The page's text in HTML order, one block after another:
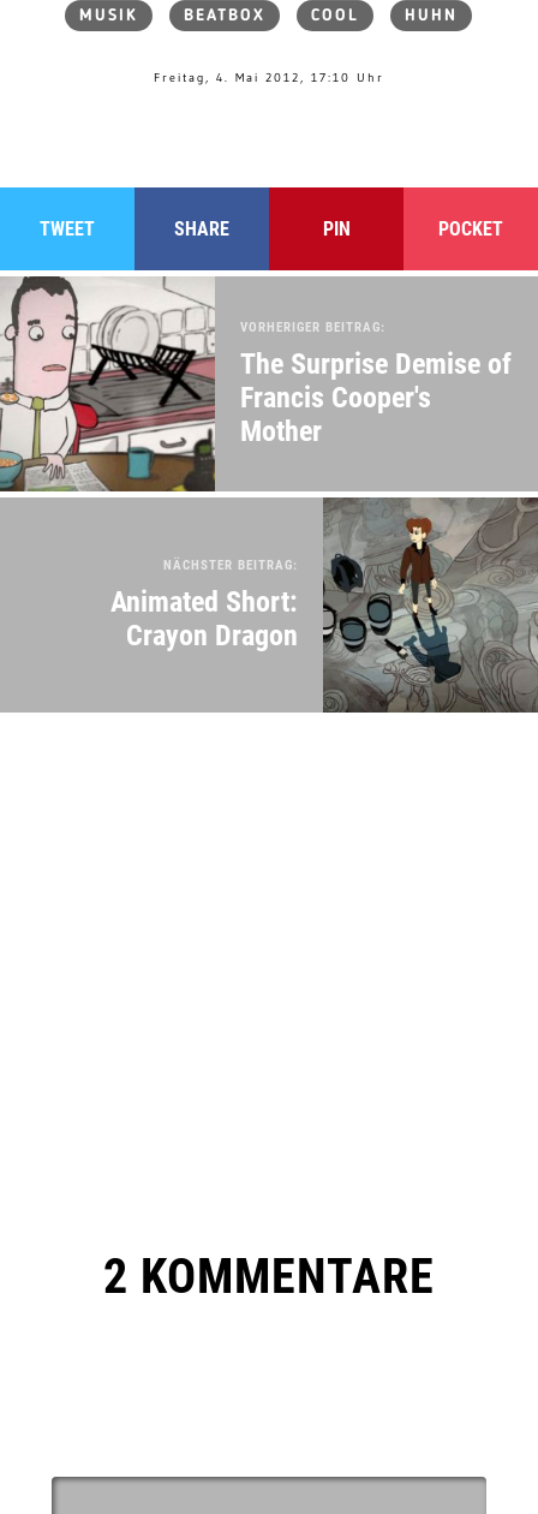
MUSIK BEATBOX COOL HUHN
Freitag, 4. Mai 2012, 17:10 Uhr
TWEET SHARE PIN POCKET
VORHERIGER BEITRAG:
The Surprise Demise of
Francis Cooper's
Mother
NÄCHSTER BEITRAG:
Animated Short:
Crayon Dragon
2 KOMMENTARE